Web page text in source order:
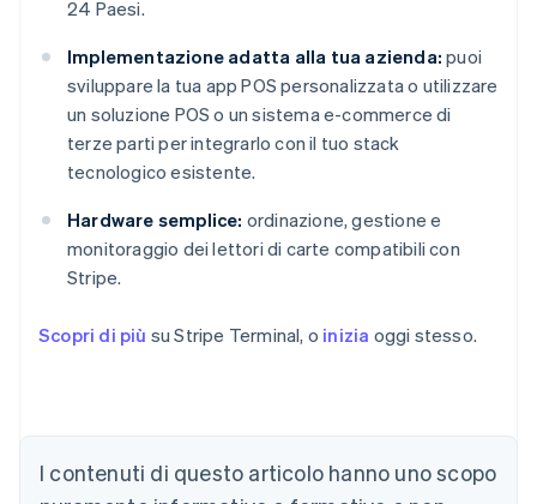
24 Paesi.
Implementazione adatta alla tua azienda: puoi
sviluppare la tua app POS personalizzata o utilizzare
un soluzione POS o un sistema e-commerce di
terze parti per integrarlo con il tuo stack
tecnologico esistente.
Hardware semplice: ordinazione, gestione e
monitoraggio dei lettori di carte compatibili con
Stripe.
Scopri di più su Stripe Terminal, o inizia oggi stesso.
I contenuti di questo articolo hanno uno scopo
Austria
Belgio